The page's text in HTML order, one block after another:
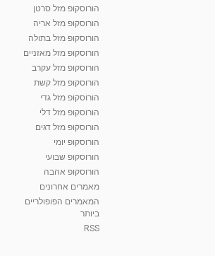
קרין גורן - העוגה המתגלצ’ת ללא קמח
38.5k צפיות
יוסי שר - מתמחה בשיטת אלכסנדר וטאי צ'י
2,738 צפיות
רנה רז-גילו -טיפול אנרגטי ויעוץ רוחני - נומרולוגית
2,315 צפיות
סודות בתאריך הלידה, משמעות חודש הלידה -
ינואר זינה ליבשיץ נומרולוגית
ליסה גרוסמן - המרכז לאימון התנהגותי - קשב
הורוסקופ מזל סרטן
הורוסקופ מזל אריה
הורוסקופ מזל בתולה
הורוסקופ מזל מאזניים
הורוסקופ מזל עקרב
הורוסקופ מזל קשת
הורוסקופ מזל גדי
הורוסקופ מזל דלי
הורוסקופ מזל דגים
הורוסקופ יומי
הורוסקופ שבועי
הורוסקופ אהבה
מאמרים אחרונים
המאמרים הפופולריים
ביותר
RSS